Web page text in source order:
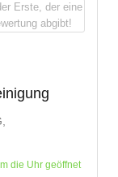
die Uhr geöffnet
Erste, der eine
abgibt!